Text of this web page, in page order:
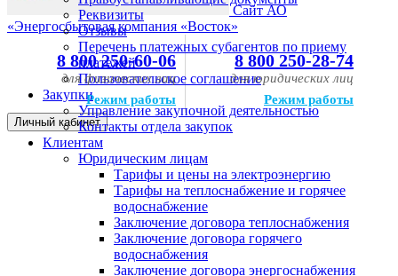
Сайт АО
«Энергосбытовая компания «Восток»
8 800 250-60-06
для физических лиц
Режим работы
8 800 250-28-74
для юридических лиц
Режим работы
Личный кабинет
Реквизиты
Отзывы
Перечень платежных субагентов по приему
платежей
Пользовательское соглашение
Закупки
Управление закупочной деятельностью
Контакты отдела закупок
Клиентам
Юридическим лицам
Тарифы и цены на электроэнергию
Тарифы на теплоснабжение и горячее
водоснабжение
Заключение договора теплоснабжения
Заключение договора горячего
водоснабжения
Заключение договора энергоснабжения